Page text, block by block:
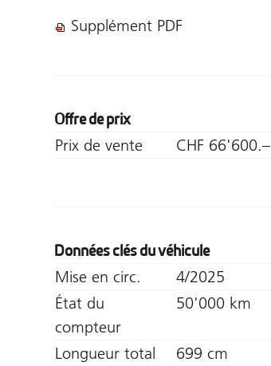
Supplément PDF
Offre de prix
Prix de vente CHF 66'600.–
Données clés du véhicule
Mise en circ.
4/2025
État du
compteur
50'000 km
Longueur total
699 cm